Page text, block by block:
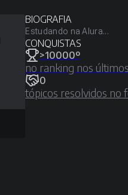
BIOGRAFIA
Estudando na Alura...
CONQUISTAS
>10000º
no ranking nos
0
tópicos resolvidos no